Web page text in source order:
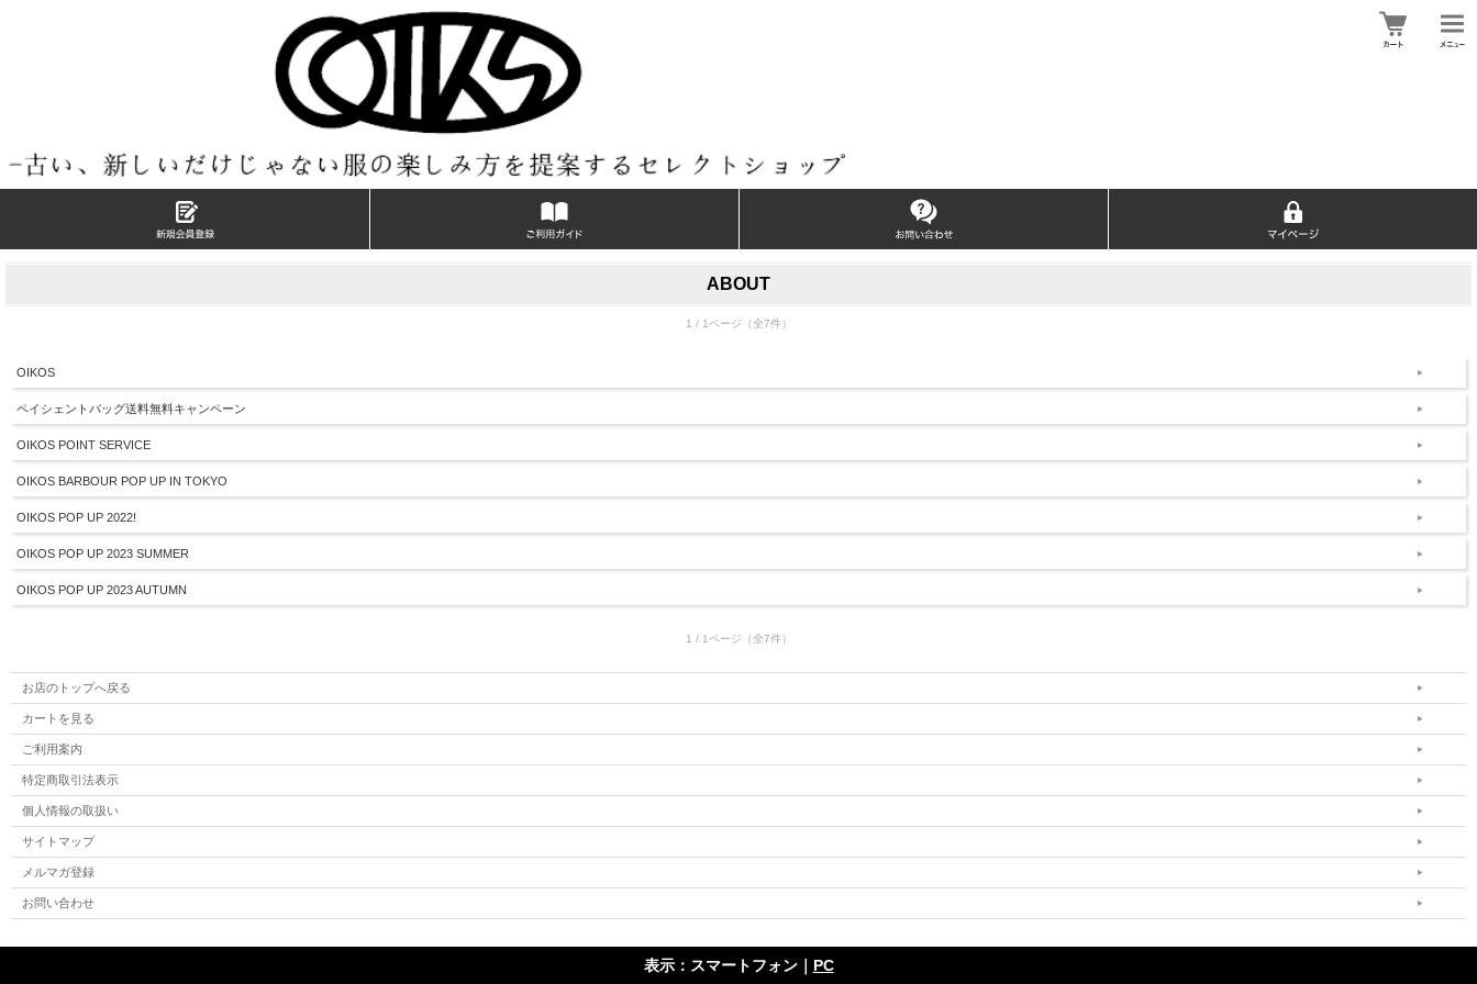
ABOUT
1 / 1ページ（全7件）
OIKOS
ペイシェントバッグ送料無料キャンペーン
OIKOS POINT SERVICE
OIKOS BARBOUR POP UP IN TOKYO
OIKOS POP UP 2022!
OIKOS POP UP 2023 SUMMER
OIKOS POP UP 2023 AUTUMN
1 / 1ページ（全7件）
お店のトップへ戻る
カートを見る
ご利用案内
特定商取引法表示
個人情報の取扱い
サイトマップ
メルマガ登録
お問い合わせ
表示：スマートフォン｜ PC